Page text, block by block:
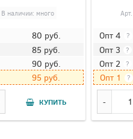
В наличии: много
80 руб.
85 руб.
90 руб.
95 руб.
КУПИТЬ
Арт.
Опт 4 ?
Опт 3 ?
Опт 2 ?
Опт 1 ?